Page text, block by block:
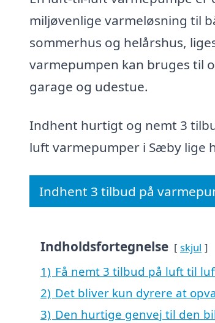
miljøvenlige varmeløsning til
sommerhus og helårshus,
varmepumpen kan bruges til
garage og udestue.
Indhent hurtigt og nemt 3
luft varmepumper i Sæby lige
Indhent 3 tilbud på
Indholdsfortegnelse skjul
1) Få nemt 3 tilbud på luft til
2) Det bliver kun dyrere at
3) Den hurtige genvej til den